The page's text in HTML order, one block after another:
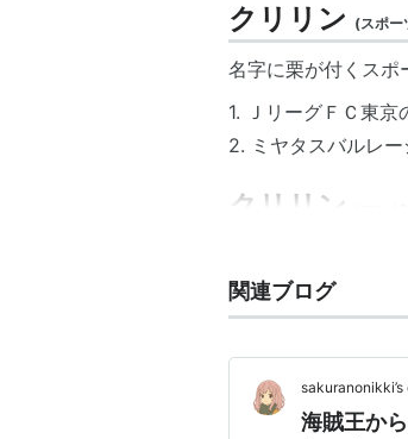
クリリン (スポー
名字に栗が付くスポ
1. ＪリーグＦＣ東京
2. ミヤタスバルレー
クリリン
孫悟空の親友。多林
亀仙流随一の技巧派
につかったバトルス
妻は人造人間18号で
ラクター）。
関連ブログ
sakuranonikki’s
海賊王か